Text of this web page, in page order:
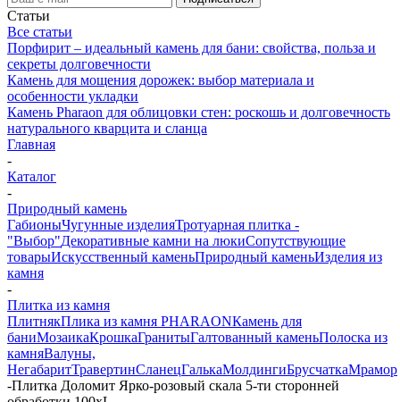
Статьи
Все статьи
Порфирит – идеальный камень для бани: свойства, польза и
секреты долговечности
Камень для мощения дорожек: выбор материала и
особенности укладки
Камень Pharaon для облицовки стен: роскошь и долговечность
натурального кварцита и сланца
Главная
-
Каталог
-
Природный камень
ГабионыЧугунные изделияТротуарная плитка -
"Выбор"Декоративные камни на люкиСопутствующие
товарыИскусственный каменьПриродный каменьИзделия из
камня
-
Плитка из камня
ПлитнякПлика из камня PHARAONКамень для
баниМозаикаКрошкаГранитыГалтованный каменьПолоска из
камняВалуны,
НегабаритТравертинСланецГалькаМолдингиБрусчаткаМрамор
-Плитка Доломит Ярко-розовый скала 5-ти сторонней